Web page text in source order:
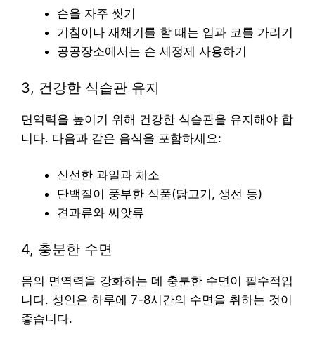
손을 자주 씻기
기침이나 재채기를 할 때는 입과 코를 가리기
공공장소에서는 손 세정제 사용하기
3, 건강한 식습관 유지
면역력을 높이기 위해 건강한 식습관을 유지해야 합
니다. 다음과 같은 음식을 포함하세요:
신선한 과일과 채소
단백질이 풍부한 식품(닭고기, 생선 등)
견과류와 씨앗류
4, 충분한 수면
몸의 면역력을 강화하는 데 충분한 수면이 필수적입
니다. 성인은 하루에 7-8시간의 수면을 취하는 것이
좋습니다.